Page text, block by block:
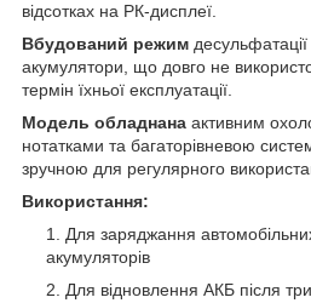
відсотках на РК-дисплеї.
Вбудований режим
акумулятори, що довго не
термін їхньої експлуатації.
Модель обладнана активним
нотатками та багаторівневою
зручною для регулярного
Використання:
Для заряджання
акумуляторів
Для відновлення АКБ після